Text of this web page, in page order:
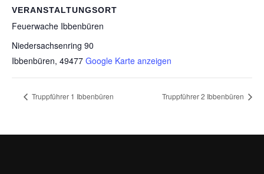
VERANSTALTUNGSORT
Feuerwache Ibbenbüren
Niedersachsenring 90
Ibbenbüren, 49477 Google Karte anzeigen
Truppführer 1 Ibbenbüren Truppführer 2 Ibbenbüren